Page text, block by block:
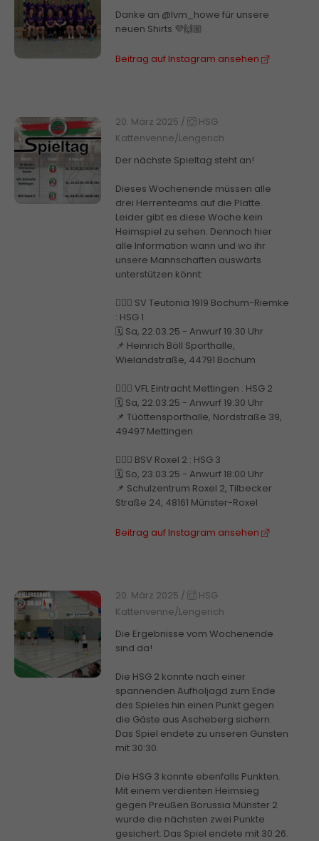
Danke an @lvm_howe für unsere
neuen Shirts 💜🙌🏼
Beitrag auf Instagram ansehen
20. März 2025 /
HSG
Kattenvenne/Lengerich
Der nächste Spieltag steht an!
Dieses Wochenende müssen alle
drei Herrenteams auf die Platte.
Leider gibt es diese Woche kein
Heimspiel zu sehen. Dennoch hier
alle Information wann und wo ihr
unsere Mannschaften auswärts
unterstützen könnt:
🤾🏼‍♂️ SV Teutonia 1919 Bochum-Riemke
: HSG 1
🗓️ Sa, 22.03.25 - Anwurf 19:30 Uhr
📌 Heinrich Böll Sporthalle,
Wielandstraße, 44791 Bochum
🤾🏼‍♂️ VFL Eintracht Mettingen : HSG 2
🗓️ Sa, 22.03.25 - Anwurf 19:30 Uhr
📌 Tüöttensporthalle, Nordstraße 39,
49497 Mettingen
🤾🏼‍♂️ BSV Roxel 2 : HSG 3
🗓️ So, 23.03.25 - Anwurf 18:00 Uhr
📌 Schulzentrum Roxel 2, Tilbecker
Straße 24, 48161 Münster-Roxel
Beitrag auf Instagram ansehen
20. März 2025 /
HSG
Kattenvenne/Lengerich
Die Ergebnisse vom Wochenende
sind da!
Die HSG 2 konnte nach einer
spannenden Aufholjagd zum Ende
des Spieles hin einen Punkt gegen
die Gäste aus Ascheberg sichern.
Das Spiel endete zu unseren Gunsten
mit 30:30.
Die HSG 3 konnte ebenfalls Punkten.
Mit einem verdienten Heimsieg
gegen Preußen Borussia Münster 2
wurde die nächsten zwei Punkte
gesichert. Das Spiel endete mit 30:26.